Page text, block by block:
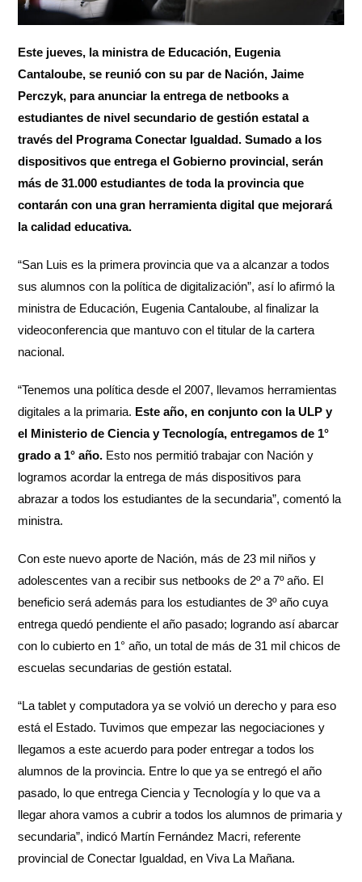
Este jueves, la ministra de Educación, Eugenia
Cantaloube, se reunió con su par de Nación, Jaime
Perczyk, para anunciar la entrega de netbooks a
estudiantes de nivel secundario de gestión estatal a
través del Programa Conectar Igualdad. Sumado a los
dispositivos que entrega el Gobierno provincial, serán
más de 31.000 estudiantes de toda la provincia que
contarán con una gran herramienta digital que mejorará
la calidad educativa.
“San Luis es la primera provincia que va a alcanzar a todos
sus alumnos con la política de digitalización”, así lo afirmó la
ministra de Educación, Eugenia Cantaloube, al finalizar la
videoconferencia que mantuvo con el titular de la cartera
nacional.
“Tenemos una política desde el 2007, llevamos herramientas
digitales a la primaria. Este año, en conjunto con la ULP y
el Ministerio de Ciencia y Tecnología, entregamos de 1°
grado a 1° año. Esto nos permitió trabajar con Nación y
logramos acordar la entrega de más dispositivos para
abrazar a todos los estudiantes de la secundaria”, comentó la
ministra.
Con este nuevo aporte de Nación, más de 23 mil niños y
adolescentes van a recibir sus netbooks de 2º a 7º año. El
beneficio será además para los estudiantes de 3º año cuya
entrega quedó pendiente el año pasado; logrando así abarcar
con lo cubierto en 1° año, un total de más de 31 mil chicos de
escuelas secundarias de gestión estatal.
“La tablet y computadora ya se volvió un derecho y para eso
está el Estado. Tuvimos que empezar las negociaciones y
llegamos a este acuerdo para poder entregar a todos los
alumnos de la provincia. Entre lo que ya se entregó el año
pasado, lo que entrega Ciencia y Tecnología y lo que va a
llegar ahora vamos a cubrir a todos los alumnos de primaria y
secundaria”, indicó Martín Fernández Macri, referente
provincial de Conectar Igualdad, en Viva La Mañana.